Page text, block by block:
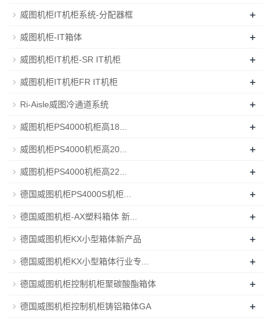
威图机柜IT机柜系统-分配器框 +
威图机柜-IT箱体 +
威图机柜IT机柜-SR IT机柜 +
威图机柜IT机柜FR IT机柜 +
Ri-Aisle威图冷通道系统 +
威图机柜PS4000机柜高18... +
威图机柜PS4000机柜高20... +
威图机柜PS4000机柜高22... +
德国威图机柜PS4000S机柜... +
德国威图机柜-AX塑料箱体 新... +
德国威图机柜KX小型箱体新产品 +
德国威图机柜KX小型箱体行业专... +
德国威图机柜控制机柜聚碳酸酯箱体 +
德国威图机柜控制机柜铸铝箱体GA +